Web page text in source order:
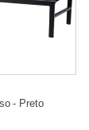
- Preto